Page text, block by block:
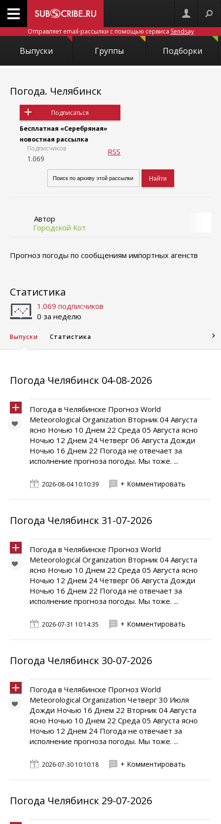
Отправляет email-рассылки с помощью сервиса Sendsay
Выпуски Группы Подборки
Погода. Челябинск
Подписаться
Бесплатная «Серебряная»
новостная рассылка
Подписчиков
1.069
RSS
Автор
Городской Кот
Прогноз погоды по сообщениям импортных агенств
Статистика
1.069 подписчиков
0 за неделю
Выпуски Статистика
Погода Челябинск 04-08-2026
Погода в Челябинске Прогноз World
Meteorological Organization Вторник 04 Августа
ясно Ночью 10 Днем 22 Среда 05 Августа ясно
Ночью 12 Днем 24 Четверг 06 Августа Дожди
Ночью 16 Днем 22 Погода не отвечает за
исполнение прогноза погоды. Мы тоже. ...
2026-08-04 10:10:39 + Комментировать
Погода Челябинск 31-07-2026
Погода в Челябинске Прогноз World
Meteorological Organization Вторник 04 Августа
ясно Ночью 10 Днем 22 Среда 05 Августа ясно
Ночью 12 Днем 24 Четверг 06 Августа Дожди
Ночью 16 Днем 22 Погода не отвечает за
исполнение прогноза погоды. Мы тоже. ...
2026-07-31 10:14:35 + Комментировать
Погода Челябинск 30-07-2026
Погода в Челябинске Прогноз World
Meteorological Organization Четверг 30 Июля
Дожди Ночью 16 Днем 22 Вторник 04 Августа
ясно Ночью 10 Днем 22 Среда 05 Августа ясно
Ночью 12 Днем 24 Погода не отвечает за
исполнение прогноза погоды. Мы тоже. ...
2026-07-30 10:10:18 + Комментировать
Погода Челябинск 29-07-2026